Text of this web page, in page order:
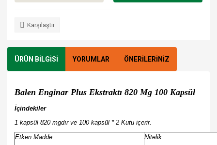
Karşılaştır
ÜRÜN BİLGİSİ YORUMLAR ÖNERİLERİNİZ
Balen Enginar Plus Ekstraktı 820 Mg 100 Kapsül
İçindekiler
1 kapsül 820 mgdır ve 100 kapsül * 2 Kutu içerir.
Etken Madde
Nitelik